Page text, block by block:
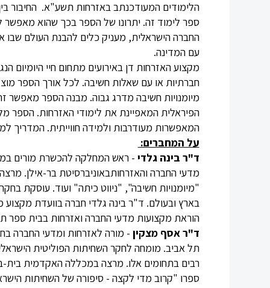
הלימודים המעודכנתב באזרחות תשע"א. החיבור
ספר לימוד זה. יתרונו של הספר בכך שהוא מאפשר
החברה הישראלית, מעניק כלים להבנת העולם שבו
עם המדינה.
מקצוע האזרחות דן באירועים מתחום חיי היומיום
חברתיות או עם שאלות חשיבה. לכל אורך הספר
מיומנויות חשיבה מדרג גבוה. מבנה הספר מאפשר
הפיראלית המאפיינת את לימודי האזרחות. הספר
המאפשרות מעודרבות ולמידה חווייתית. המדריך
על המחברים:
ד"ר בינה גלדי
מדעי החברה והאזרחותבאוניברסיטת בר-אילן.
"מיומנויות חשיבה", "ניווט כיתה" ועוד. עוסקת
הוראת מקצועות מדעי החברה ואזרחות בבית ספר
ד"ר אסף מצקין - מורה לאזרחות ומדעי החברה
תל אביב. מומחה לחקר השחיתות הפוליטית
רבים בתחומים אלו. מרצה במכללה האקדמית בית-
ספרו "קרוב מדי לקצה - סיפורה של השחיתות